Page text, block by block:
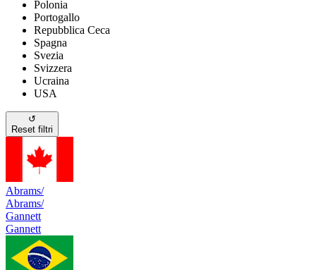
Polonia
Portogallo
Repubblica Ceca
Spagna
Svezia
Svizzera
Ucraina
USA
↺
Reset filtri
Abrams/
Abrams/
Gannett
Gannett